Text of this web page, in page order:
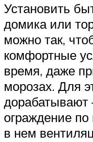
Установить
домика или
можно так,
комфортные
время, даже
морозах. Для
ограждение по
в нем